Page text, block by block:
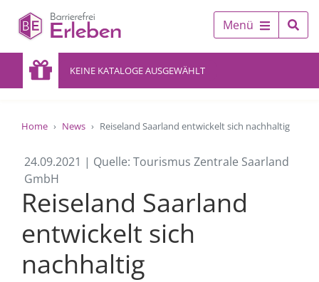
Menü
KEINE KATALOGE AUSGEWÄHLT
Home News Reiseland Saarland entwickelt sich nachhaltig
24.09.2021 | Quelle: Tourismus Zentrale Saarland
GmbH
Reiseland Saarland
entwickelt sich
nachhaltig